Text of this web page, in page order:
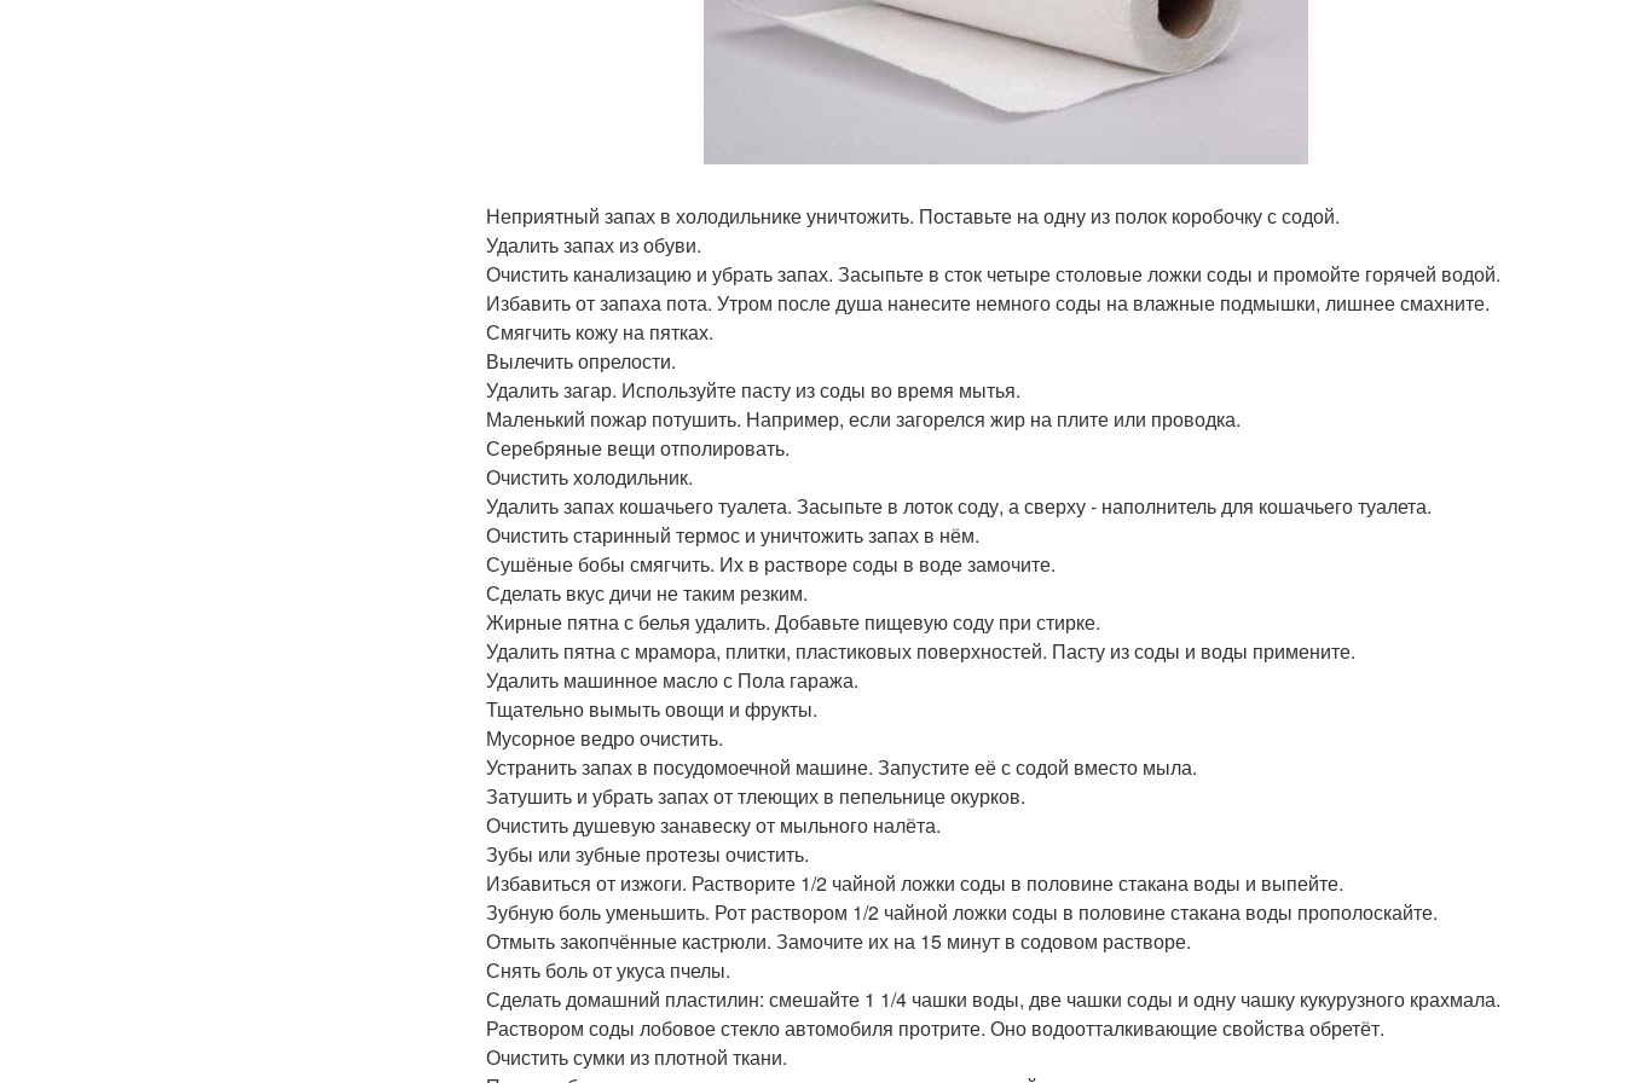
Неприятный запах в холодильнике уничтожить. Поставьте на одну из полок коробочку с содой.
Удалить запах из обуви.
Очистить канализацию и убрать запах. Засыпьте в сток четыре столовые ложки соды и промойте горячей водой.
Избавить от запаха пота. Утром после душа нанесите немного соды на влажные подмышки, лишнее смахните.
Смягчить кожу на пятках.
Вылечить опрелости.
Удалить загар. Используйте пасту из соды во время мытья.
Маленький пожар потушить. Например, если загорелся жир на плите или проводка.
Серебряные вещи отполировать.
Очистить холодильник.
Удалить запах кошачьего туалета. Засыпьте в лоток соду, а сверху - наполнитель для кошачьего туалета.
Очистить старинный термос и уничтожить запах в нём.
Сушёные бобы смягчить. Их в растворе соды в воде замочите.
Сделать вкус дичи не таким резким.
Жирные пятна с белья удалить. Добавьте пищевую соду при стирке.
Удалить пятна с мрамора, плитки, пластиковых поверхностей. Пасту из соды и воды примените.
Удалить машинное масло с Пола гаража.
Тщательно вымыть овощи и фрукты.
Мусорное ведро очистить.
Устранить запах в посудомоечной машине. Запустите её с содой вместо мыла.
Затушить и убрать запах от тлеющих в пепельнице окурков.
Очистить душевую занавеску от мыльного налёта.
Зубы или зубные протезы очистить.
Избавиться от изжоги. Растворите 1/2 чайной ложки соды в половине стакана воды и выпейте.
Зубную боль уменьшить. Рот раствором 1/2 чайной ложки соды в половине стакана воды прополоскайте.
Отмыть закопчённые кастрюли. Замочите их на 15 минут в содовом растворе.
Снять боль от укуса пчелы.
Сделать домашний пластилин: смешайте 1 1/4 чашки воды, две чашки соды и одну чашку кукурузного крахмала.
Раствором соды лобовое стекло автомобиля протрите. Оно водоотталкивающие свойства обретёт.
Очистить сумки из плотной ткани.